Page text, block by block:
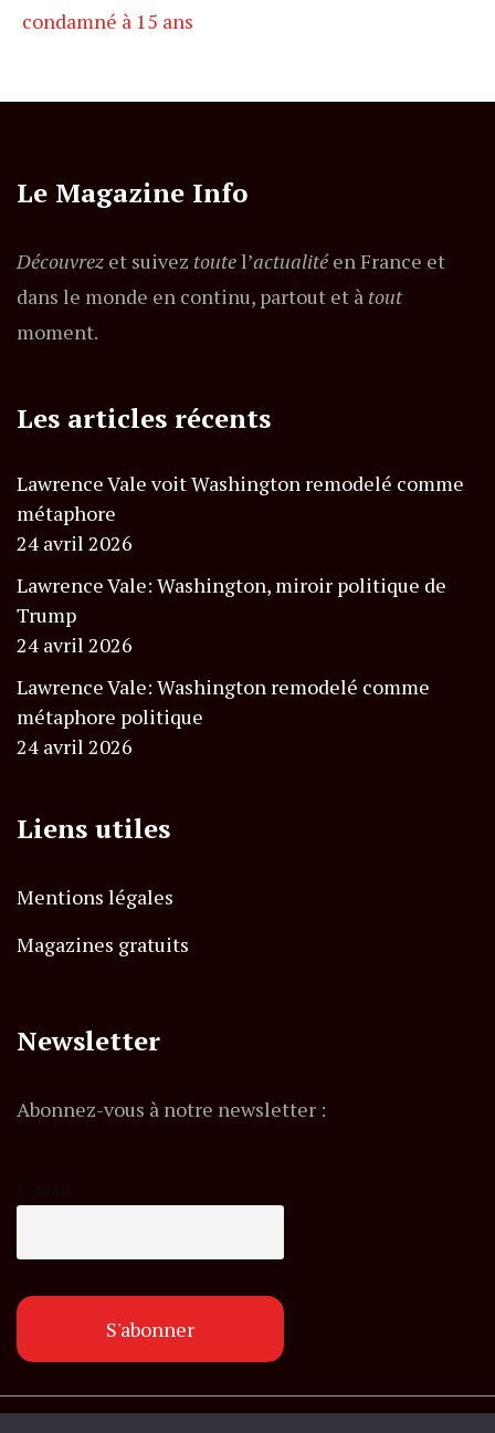
condamné à 15 ans
Le Magazine Info
Découvrez et suivez toutel’actualitéen France et
dans le monde en continu, partout et à tout
moment.
Les articles récents
Lawrence Vale voit Washington remodelé comme
métaphore
24 avril 2026
Lawrence Vale: Washington, miroir politique de
Trump
24 avril 2026
Lawrence Vale: Washington remodelé comme
métaphore politique
24 avril 2026
Liens utiles
Mentions légales
Magazines gratuits
Newsletter
Abonnez-vous à notre newsletter :